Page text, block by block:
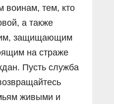
воинам, тем, кто
а также
защищающим
на страже
Пусть служба
живыми и